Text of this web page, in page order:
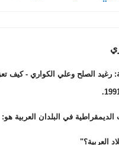
رغيد الصلح وعلي الكواري - كيف
في البلدان العربية هو:
العربية؟"